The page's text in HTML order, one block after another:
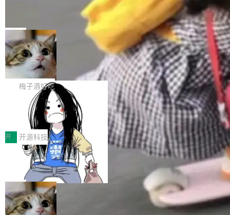
个独立于业务线程的全局通信引擎（Engine），
Coding 从个人辅助工具逐步走向团队级、组织
级应用，企业在规模化落地过程中，对安全性、
可控性和代码质量提出了更高要求。 首先是数据
安全与合规要求。对于大多数普通研发场景，公
有云模型能够满足快速试用和效率提升的需求。
但对于金融、能源、医疗等对数据安全要求较...
产品应用、支撑保障、专题等五大方向。深信服
AI算力网关（AI创新平台）成功入选！ 随着各行
各业的Agent走向规模化建设，算力构成形态逐
渐丰富，用户关注的重点也在发生变化：不只是
让AI用起来，还要进一步看清混合算力时代下，
Token花在哪里、算力是否被充分利用，以及持
续增长的AI成本该如何优化。 深信服AI算力网关
正是围绕这些实际问题，从Token治理和成本治
理两个方面，让用户的每一份算力都看得清、管
得住、用得稳、省得下、更安全！ 一、从现在开
始，Token使用一目...
Jeff Dean 离开 Google：一个时代的结
束，一个实验室的开始
Google 员工编号 20。MapReduce 作者之一。
Bigtable 作者之一。TensorFlow 的作者之一。
Gemini 的架构师。Google 首席科学家。 Jeff D
ean 在 Google 工作了 27 年后，宣布离职。 他
不是一个人走。一同离开的还有 Sanjay Ghema
wat（Google 员工编号 23，Jeff Dean 二十多
年的编程搭档，MapReduce 和 Bigtable 的共同
作者）、Quoc Le（Google 大脑核心成员，Se
q2Seq 和 DocAI 的共同发明人）以及 Oriol Vin
yals（Gemini 联合负责人，AlphaSta...
局
🔥 SolonCode v2026.8.4 发布：界面
字体可调、22 种语言、记忆搜索增强
打开终端就能上岗的全中文编码智能体，这一轮
把「看得清、用母语、记得住」三件事一次补
齐。 SolonCode 是什么 SolonCode 是杭州无
耳科技研发的企业级终端编码智能体——一位全
中文驱动的数字员工，自主理解需求、规划步
骤、编写代码。不挑模型、不挑平台，curl 一行
装完即用。 开源地址：Gitee · GitCode · GitHu
b 安装 支持 Java 8+（8~26）、macOS / Linu
x / Windows / Harmony PC。 # macOS / Linu
x / Harmony PC curl -fsSL https://solon.noea
r.org/solon...
梅子酒好吃
让“代码语义理解”深度释放AI Coding
价值潜能：华为云码道（CodeArts）
代码仓技术解析
一、代码仓深度理解技术的作用与价值 在软件工
程实践中，代码仓是企业核心知识资产的主要载
体。企业级代码仓库通常包含数十万乃至数百万
个文件，其规模远超单次模型调用可承载的上下
文窗口。随着项目规模的持续扩张与代码历史的
不断累积，代码仓中的模块关系、接口契约、业
务逻辑等关键信息往往分散于数十乃至数百个文
件之中，形成高度复杂的知识关联网络。传统的
开 开源科技
一条“删库”命令跑 17 小时，算法工程
师删光 89TB 数据只为干私活
最高人民检察院8月4日公布了一起案件：北京一
名90后算法工程师王某，为了给自己接的私活腾
服务器空间，删光了公司AI游戏部门的全部核心
数据。 王某2024年1月入职东城区某科技公司AI
局
Cloudflare 分享推理优化实践：KV ca